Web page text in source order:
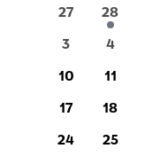
of
Events
0
27
1
event
28
0
3
0
4
0
10
0
11
0
17
0
18
0
24
0
25